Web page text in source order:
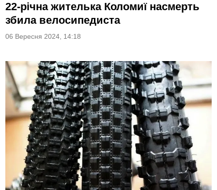
22-річна жителька Коломиї насмерть
збила велосипедиста
06 Вересня 2024, 14:18